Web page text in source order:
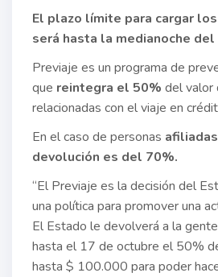
El plazo límite para cargar
será hasta la medianoche del
Previaje es un programa de
que reintegra el 50% del valor
relacionadas con el viaje en
En el caso de personas
devolución es del 70%.
“El Previaje es la decisión del
una política para promover una
El Estado le devolverá a la
hasta el 17 de octubre el 50%
hasta $ 100.000 para poder